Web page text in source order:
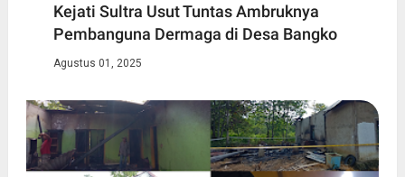
Kejati Sultra Usut Tuntas Ambruknya
Pembanguna Dermaga di Desa Bangko
Agustus 01, 2025